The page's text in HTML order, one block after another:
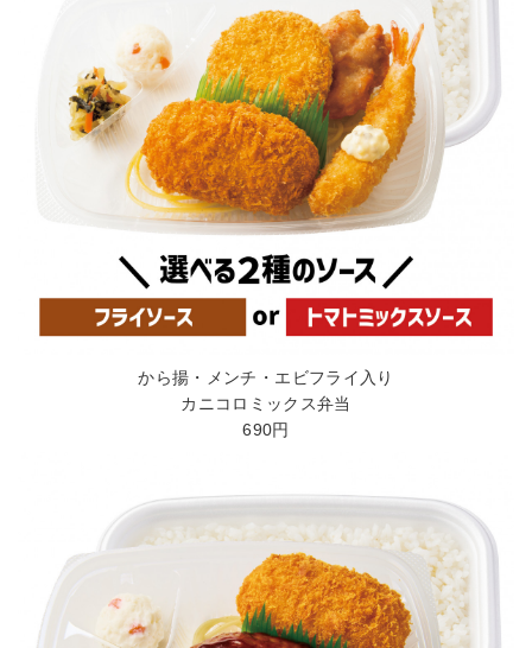
から揚・メンチ・エビフライ入り
カニコロミックス弁当
690円